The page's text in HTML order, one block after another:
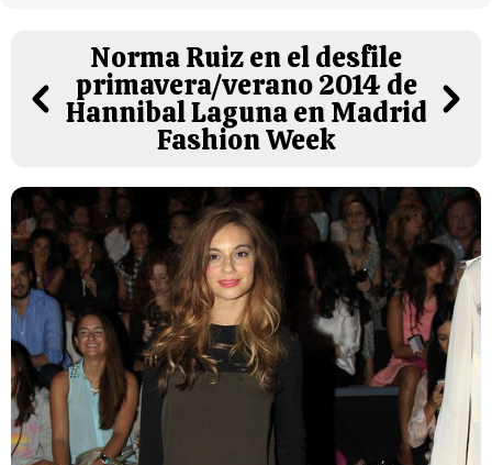
Norma Ruiz en el desfile
primavera/verano 2014 de
Hannibal Laguna en Madrid
Fashion Week